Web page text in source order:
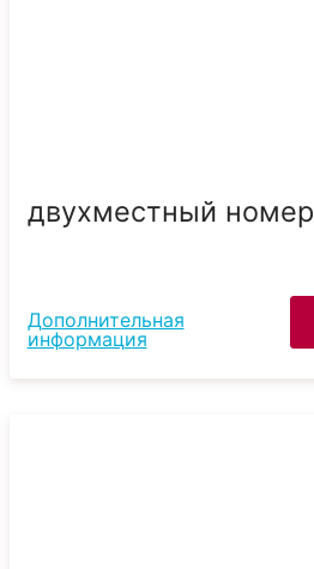
двухместный номер
Дополнительная
информация